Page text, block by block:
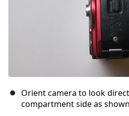
Orient camera to look
compartment side as